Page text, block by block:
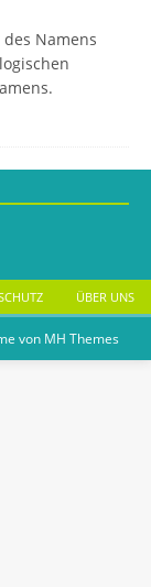
Namens
ÜBER UNS
von MH Themes